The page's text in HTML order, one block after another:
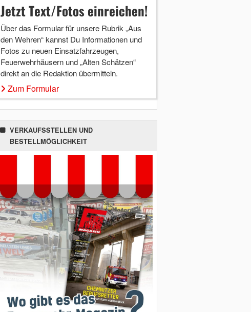
Jetzt Text/Fotos einreichen!
Über das Formular für unsere Rubrik „Aus
den Wehren“ kannst Du Informationen und
Fotos zu neuen Einsatzfahrzeugen,
Feuerwehrhäusern und „Alten Schätzen“
direkt an die Redaktion übermitteln.
Zum Formular
VERKAUFSSTELLEN UND
BESTELLMÖGLICHKEIT